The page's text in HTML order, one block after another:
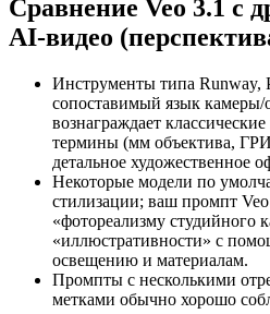
Сравнение Veo 3.1 с
AI-видео
Инструменты типа Runway,
сопоставимый язык камеры/
вознаграждает
термины (мм объектива,
детальное художественное
Некоторые модели по
стилизации; ваш промпт
«фотореализму студийного
«иллюстративности» с
освещению и материалам.
Промпты с несколькими
метками обычно хорошо